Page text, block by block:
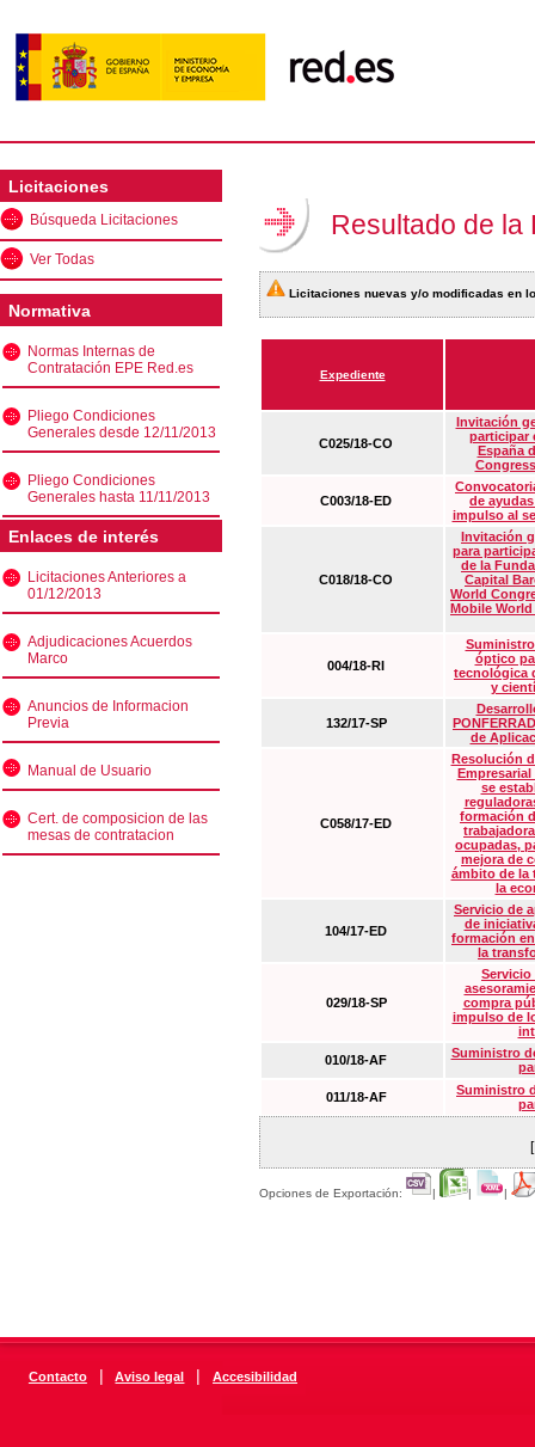
Licitaciones
Búsqueda Licitaciones
Ver Todas
Normativa
Normas Internas de
Contratación EPE Red.es
Pliego Condiciones
Generales desde 12/11/2013
Pliego Condiciones
Generales hasta 11/11/2013
Enlaces de interés
Licitaciones Anteriores a
01/12/2013
Adjudicaciones Acuerdos
Marco
Anuncios de Informacion
Previa
Manual de Usuario
Cert. de composicion de las
mesas de contratacion
Resultado de la
Licitaciones nuevas y/o modificadas en
Expediente
C025/18-CO
Invitación
participar
España
C003/18-ED
de
impulso al
C018/18-CO
Invitación
para
de la
Capital
World
Mobile
004/18-RI
óptico
tecnológica
y
132/17-SP
de
C058/17-ED
Resolución
Empresarial
se
formación
ocupadas,
mejora de
ámbito de la
la
104/17-ED
Servicio de
de
formación
la
029/18-SP
Servicio
compra
impulso de
010/18-AF
Suministro
011/18-AF
Suministro
Opciones de Exportación: | | |
Contacto | Aviso legal | Accesibilidad